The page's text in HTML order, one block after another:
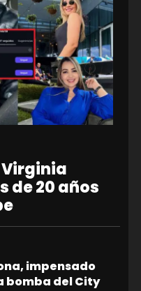
Virginia
de 20 años
impensado
bomba del City